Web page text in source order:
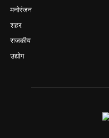
मनोरंजन
शहर
राजकीय
उद्योग